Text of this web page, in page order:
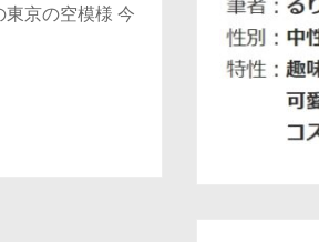
京の空模様 今